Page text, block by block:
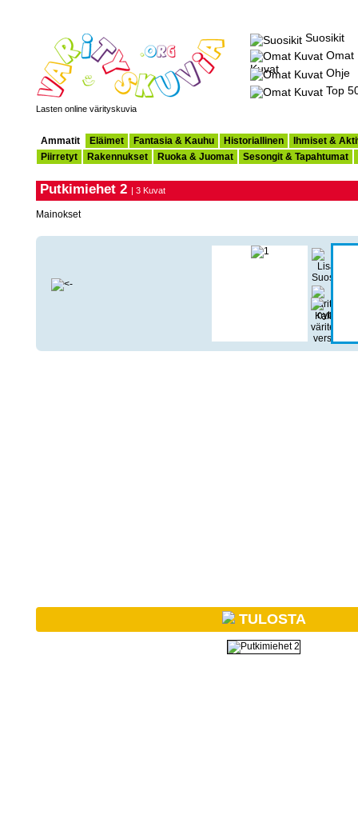
Lasten online värityskuvia
Suosikit
Omat
Kuvat
Ohje
Top
Ammatit Eläimet Fantasia & Kauhu Historiallinen
Ihmiset &
Piirretyt
Rakennukset Ruoka & Juomat Sesongit & Tapahtumat
Putkimiehet 2 | 3 Kuvat
Mainokset
TULOSTA